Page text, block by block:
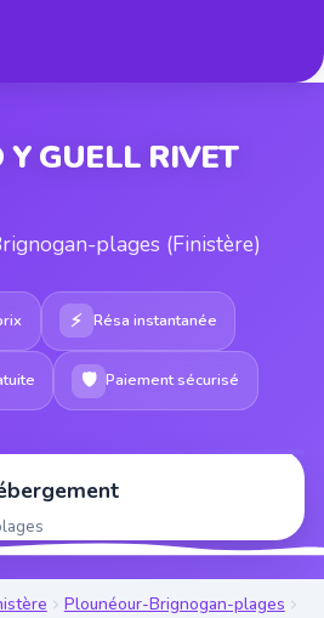
GUELL RIVET
plages (Finistère)
⚡ Résa instantanée
🛡 Paiement sécurisé
Plounéour-Brignogan-plages